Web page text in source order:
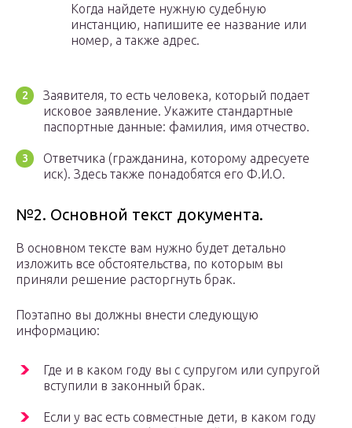
Когда найдете нужную судебную
инстанцию, напишите ее название или
номер, а также адрес.
Заявителя, то есть человека, который подает
исковое заявление. Укажите стандартные
паспортные данные: фамилия, имя отчество.
Ответчика (гражданина, которому адресуете
иск). Здесь также понадобятся его Ф.И.О.
№2. Основной текст документа.
В основном тексте вам нужно будет детально
изложить все обстоятельства, по которым вы
приняли решение расторгнуть брак.
Поэтапно вы должны внести следующую
информацию:
Где и в каком году вы с супругом или супругой
вступили в законный брак.
Если у вас есть совместные дети, в каком году